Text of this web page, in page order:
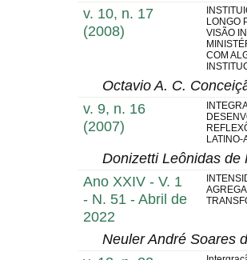
v. 10, n. 17
(2008)
LONGO
VISÃO
COM
Octavio A. C.
v. 9, n. 16
(2007)
Donizetti Leônidas de
Ano XXIV - V. 1
- N. 51 - Abril de
2022
Neuler André Soares